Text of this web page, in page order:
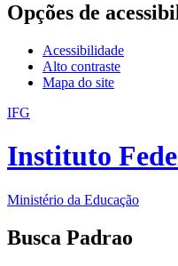
Opções de
Acessibilidade
Alto contraste
Mapa do site
IFG
Instituto
Ministério da Educação
Busca Padrao